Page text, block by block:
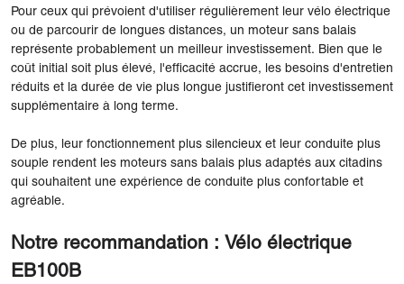
Pour ceux qui prévoient d'utiliser régulièrement leur vélo électrique
ou de parcourir de longues distances, un moteur sans balais
représente probablement un meilleur investissement. Bien que le
coût initial soit plus élevé, l'efficacité accrue, les besoins d'entretien
réduits et la durée de vie plus longue justifieront cet investissement
supplémentaire à long terme.
De plus, leur fonctionnement plus silencieux et leur conduite plus
souple rendent les moteurs sans balais plus adaptés aux citadins
qui souhaitent une expérience de conduite plus confortable et
agréable.
Notre recommandation : Vélo électrique
EB100B